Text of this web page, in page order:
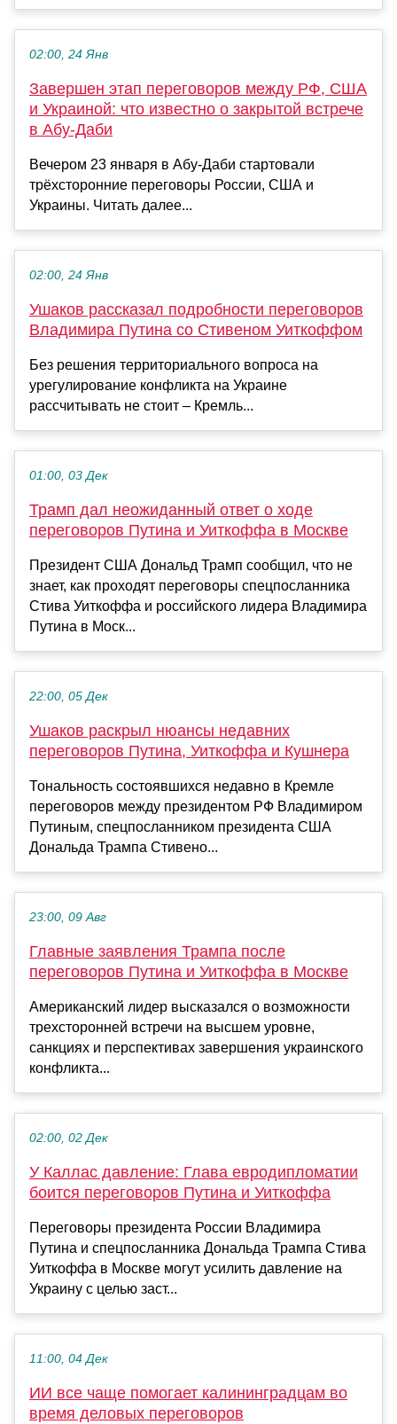
02:00, 24 Янв
Завершен этап переговоров между РФ, США
и Украиной: что известно о закрытой встрече
в Абу-Даби
Вечером 23 января в Абу-Даби стартовали
трёхсторонние переговоры России, США и
Украины. Читать далее...
02:00, 24 Янв
Ушаков рассказал подробности переговоров
Владимира Путина со Стивеном Уиткоффом
Без решения территориального вопроса на
урегулирование конфликта на Украине
рассчитывать не стоит – Кремль...
01:00, 03 Дек
Трамп дал неожиданный ответ о ходе
переговоров Путина и Уиткоффа в Москве
Президент США Дональд Трамп сообщил, что не
знает, как проходят переговоры спецпосланника
Стива Уиткоффа и российского лидера Владимира
Путина в Моск...
22:00, 05 Дек
Ушаков раскрыл нюансы недавних
переговоров Путина, Уиткоффа и Кушнера
Тональность состоявшихся недавно в Кремле
переговоров между президентом РФ Владимиром
Путиным, спецпосланником президента США
Дональда Трампа Стивено...
23:00, 09 Авг
Главные заявления Трампа после
переговоров Путина и Уиткоффа в Москве
Американский лидер высказался о возможности
трехсторонней встречи на высшем уровне,
санкциях и перспективах завершения украинского
конфликта...
02:00, 02 Дек
У Каллас давление: Глава евродипломатии
боится переговоров Путина и Уиткоффа
Переговоры президента России Владимира
Путина и спецпосланника Дональда Трампа Стива
Уиткоффа в Москве могут усилить давление на
Украину с целью заст...
11:00, 04 Дек
ИИ все чаще помогает калининградцам во
время деловых переговоров